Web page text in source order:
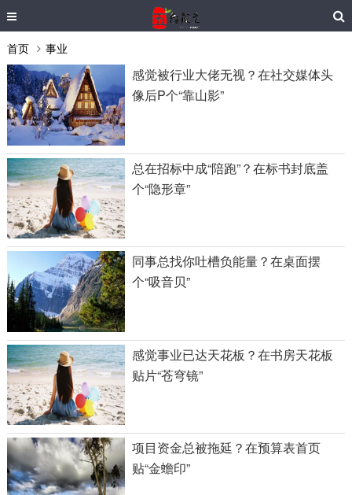
首页 事业
感觉被行业大佬无视？在社交媒体头
像后P个“靠山影”
总在招标中成“陪跑”？在标书封底盖
个“隐形章”
同事总找你吐槽负能量？在桌面摆
个“吸音贝”
感觉事业已达天花板？在书房天花板
贴片“苍穹镜”
项目资金总被拖延？在预算表首页
贴“金蟾印”